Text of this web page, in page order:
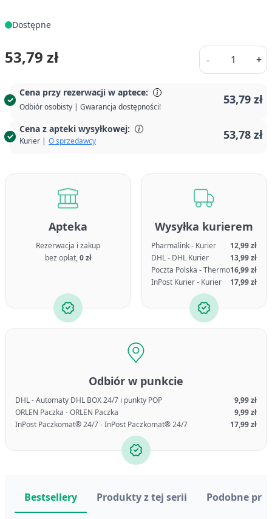
Dostępne
Cena przy rezerwacji w aptece:
Odbiór osobisty | Gwarancja dostępności!
53,79 zł
Cena z apteki wysyłkowej:
Kurier | O sprzedawcy 53,78 zł
53,79 zł -
Ilość
+
Apteka
Rezerwacja i zakup
bez opłat,0 zł
Wysyłka kurierem
Pharmalink - Kurier
12,99 zł
DHL - DHL Kurier
13,99 zł
Poczta Polska - Thermo16,99 zł
InPost Kurier - Kurier
17,99 zł
Odbiór w punkcie
DHL - Automaty DHL BOX 24/7 i punkty POP
9,99 zł
ORLEN Paczka - ORLEN Paczka
9,99 zł
InPost Paczkomat® 24/7 - InPost Paczkomat® 24/7
17,99 zł
Bestsellery Produkty z tej serii Podobne